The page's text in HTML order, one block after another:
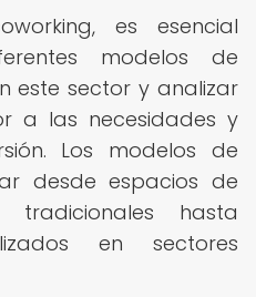
es esencial
modelos de
este sector y analizar
a las necesidades y
Los modelos de
desde espacios de
tradicionales hasta
en sectores